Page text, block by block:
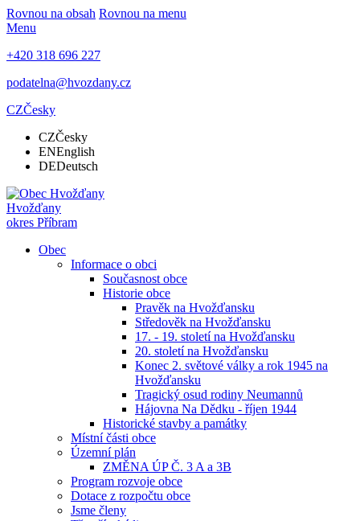
Rovnou na obsah Rovnou na menu
Menu
+420 318 696 227
podatelna@hvozdany.cz
CZČesky
CZČesky
ENEnglish
DEDeutsch
Hvožďany
okres Příbram
Obec
Informace o obci
Současnost obce
Historie obce
Pravěk na Hvožďansku
Středověk na Hvožďansku
17. - 19. století na Hvožďansku
20. století na Hvožďansku
Konec 2. světové války a rok 1945 na
Hvožďansku
Tragický osud rodiny Neumannů
Hájovna Na Dědku - říjen 1944
Historické stavby a památky
Místní části obce
Územní plán
ZMĚNA ÚP Č. 3 A a 3B
Program rozvoje obce
Dotace z rozpočtu obce
Jsme členy